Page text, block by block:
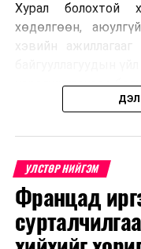
Хурал болохтой
хөдөлгөөн,
хэвийн
хэрэгжүүлэхээр
2026 оны 8
E-Mongolia
Нэгдүгээр ангийн
2026 оны 8
УЛСТӨР НИЙГЭМ
Францад